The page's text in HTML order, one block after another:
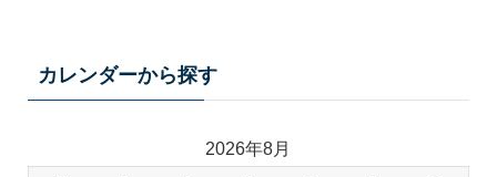
カレンダーから探す
2026年8月